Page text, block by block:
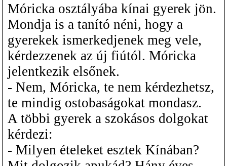
Móricka osztályába kínai gyerek jön.
Mondja is a tanító néni, hogy a
gyerekek ismerkedjenek meg vele,
kérdezzenek az új fiútól. Móricka
jelentkezik elsőnek.
- Nem, Móricka, te nem kérdezhetsz,
te mindig ostobaságokat mondasz.
A többi gyerek a szokásos dolgokat
kérdezi:
- Milyen ételeket esztek Kínában?